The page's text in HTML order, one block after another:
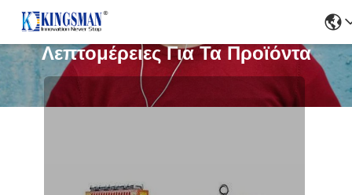
Λεπτομέρειες Για Τα Προϊόντα